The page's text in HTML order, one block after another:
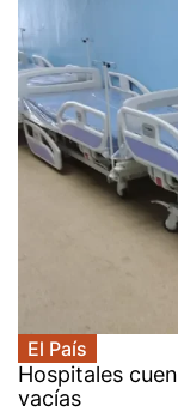
El País
Hospitales
vacías